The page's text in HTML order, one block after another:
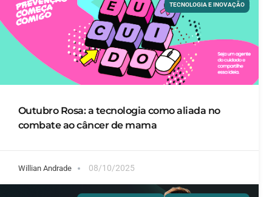
Outubro Rosa: a tecnologia como aliada no
combate ao câncer de mama
Willian Andrade 08/10/2025
TECNOLOGIA E INOVAÇÃO